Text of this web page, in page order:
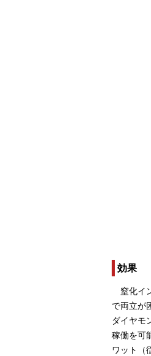
効果
窒化イ
で両立が
ダイヤモ
稼働を可
ワット（